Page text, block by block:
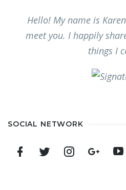
Hello! My name is
meet you. I happily
things I
SOCIAL NETWORK